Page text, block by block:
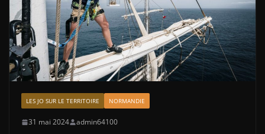
LES JO SUR LE TERRITOIRE NORMANDIE
31 mai 2024 admin64100